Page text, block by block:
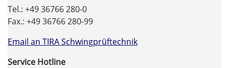
Tel.: +49 36766 280-0
Fax.: +49 36766 280-99
Email an TIRA Schwingprüftechnik
Service Hotline